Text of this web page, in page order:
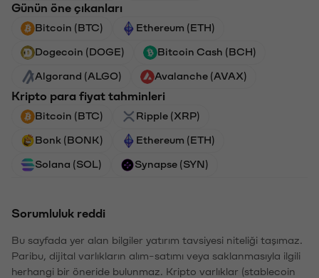
Günün öne çıkanları
Bitcoin (BTC) Ethereum (ETH)
Dogecoin (DOGE) Bitcoin Cash (BCH)
Algorand (ALGO) Avalanche (AVAX)
Kripto para fiyat tahminleri
Bitcoin (BTC) Ripple (XRP)
Bonk (BONK) Ethereum (ETH)
Solana (SOL) Synapse (SYN)
Sorumluluk reddi
Bu sayfada yer alan bilgiler yatırım tavsiyesi niteliği taşımaz.
Paribu, dijital varlıkların alım-satımı veya saklanmasıyla ilgili
herhangi bir öneride bulunmaz. Kripto varlıklar (stablecoin